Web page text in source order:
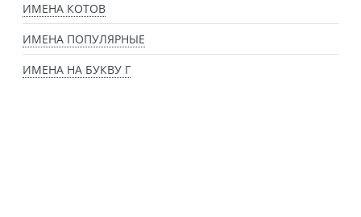
ИМЕНА КОТОВ
ИМЕНА ПОПУЛЯРНЫЕ
ИМЕНА НА БУКВУ Г